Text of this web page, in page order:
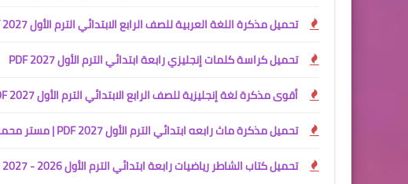
تحميل مذكرة اللغة العربية للصف الرابع الابتدائي الترم الأول 2027 PDF للأستاذ جمعة قرني لبيب | شرح وتدريبات كاملة مجانًا
تحميل كراسة كلمات إنجليزي رابعة ابتدائي الترم الأول 2027 PDF
أقوى مذكرة لغة إنجليزية للصف الرابع الابتدائي الترم الأول 2027 PDF
تحميل مذكرة ماث رابعه ابتدائي الترم الأول 2027 PDF | مستر محمود محب
تحميل كتاب الشاطر رياضيات رابعة ابتدائي الترم الأول 2026 - 2027